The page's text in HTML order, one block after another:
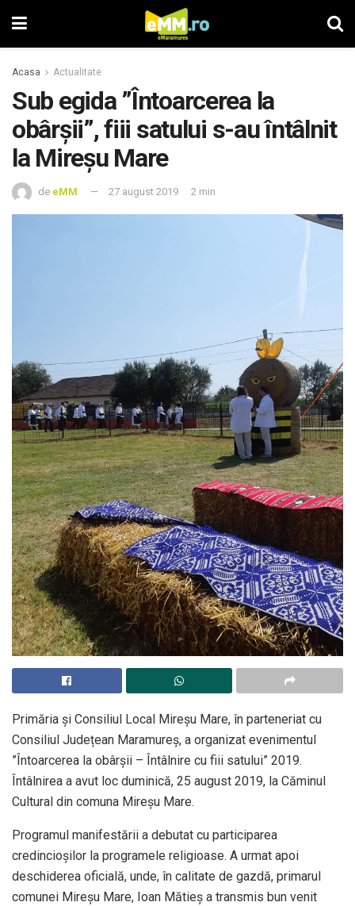
Acasa Actualitate
Sub egida ”Întoarcerea la
obârșii”, fiii satului s-au întâlnit
la Mireșu Mare
de eMM 27 august 2019 2 min
Primăria și Consiliul Local Mireșu Mare, în parteneriat cu
Consiliul Județean Maramureș, a organizat evenimentul
”Întoarcerea la obârșii – Întâlnire cu fiii satului” 2019.
Întâlnirea a avut loc duminică, 25 august 2019, la Căminul
Cultural din comuna Mireșu Mare.
Programul manifestării a debutat cu participarea
credincioșilor la programele religioase. A urmat apoi
deschiderea oficială, unde, în calitate de gazdă, primarul
comunei Mireșu Mare, Ioan Mătieș a transmis bun venit